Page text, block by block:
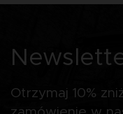
Otrzymaj 10%